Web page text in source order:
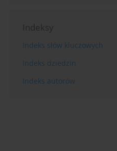
Indeksy
Indeks słów kluczowych
Indeks dziedzin
Indeks autorów